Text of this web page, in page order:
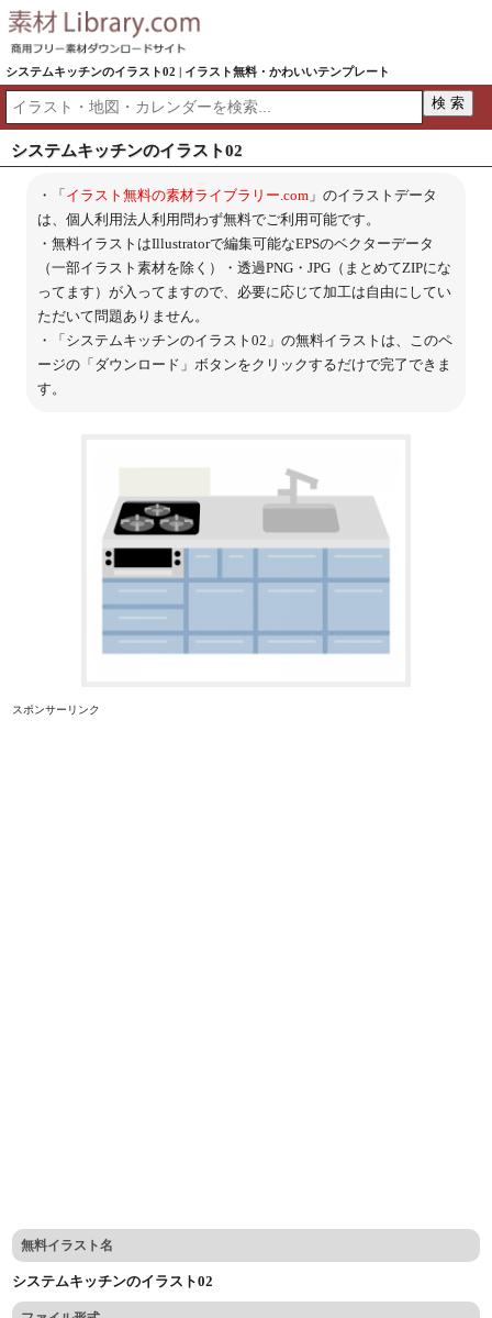
システムキッチンのイラスト02 | イラスト無料・かわいいテンプレート
システムキッチンのイラスト02
・「イラスト無料の素材ライブラリー.com」のイラストデータ
は、個人利用法人利用問わず無料でご利用可能です。
・無料イラストはIllustratorで編集可能なEPSのベクターデータ
（一部イラスト素材を除く）・透過PNG・JPG（まとめてZIPにな
ってます）が入ってますので、必要に応じて加工は自由にしてい
ただいて問題ありません。
・「システムキッチンのイラスト02」の無料イラストは、このペ
ージの「ダウンロード」ボタンをクリックするだけで完了できま
す。
スポンサーリンク
無料イラスト名
システムキッチンのイラスト02